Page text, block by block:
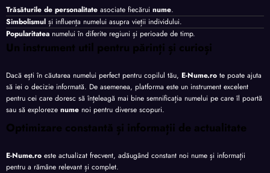
Trăsăturile de personalitate asociate fiecărui nume.
Simbolismul și influența numelui asupra vieții individului.
Popularitatea numelui în diferite regiuni și perioade de timp.
Un instrument util pentru părinți și curioși
Dacă ești în căutarea numelui perfect pentru copilul tău, E-Nume.ro te poate ajuta
să iei o decizie informată. De asemenea, platforma este un instrument excelent
pentru cei care doresc să înțeleagă mai bine semnificația numelui pe care îl poartă
sau să exploreze nume noi pentru diverse scopuri.
Optimizare constantă și informații de actualitate
E-Nume.ro este actualizat frecvent, adăugând constant noi nume și informații
pentru a rămâne relevant și complet.